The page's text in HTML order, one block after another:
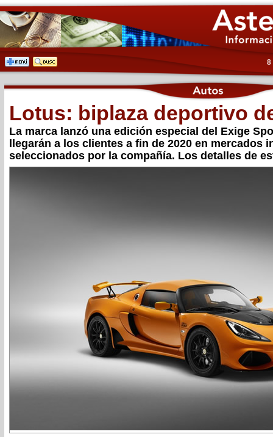
8
Lotus: biplaza deportivo
La marca lanzó una edición especial del Exige
llegarán a los clientes a fin de 2020 en mercados
seleccionados por la compañía. Los detalles de